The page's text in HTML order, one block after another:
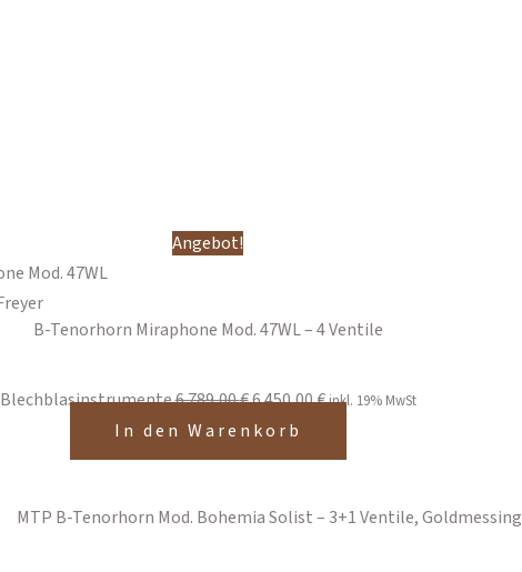
Angebot!
B-Tenorhorn Miraphone Mod. 47WL – 4 Ventile
Blechblasinstrumente6.789,00€
6.789,00 €
6.450,00€
6.450,00 €.
inkl. 19% MwSt
In den Warenkorb
MTP B-Tenorhorn Mod. Bohemia Solist – 3+1 Ventile, Goldmessing